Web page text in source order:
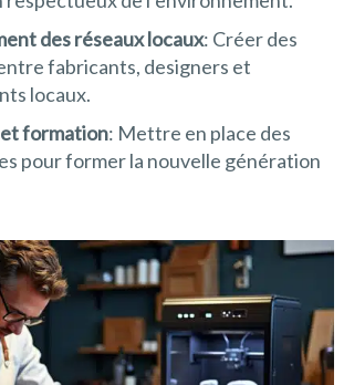
des réseaux locaux: Créer des
fabricants, designers et
locaux.
formation: Mettre en place des
pour former la nouvelle génération